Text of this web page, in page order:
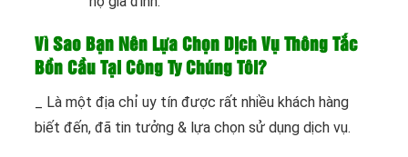
Vì Sao Bạn Nên Lựa Chọn Dịch Vụ Thông Tắc
Bồn Cầu Tại Công Ty Chúng Tôi?
_ Là một địa chỉ uy tín được rất nhiều khách hàng
biết đến, đã tin tưởng & lựa chọn sử dụng dịch vụ.